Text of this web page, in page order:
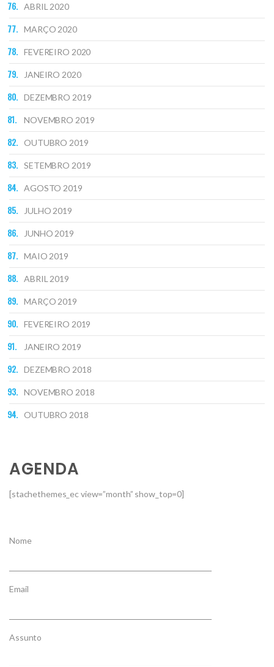
ABRIL 2020
MARÇO 2020
FEVEREIRO 2020
JANEIRO 2020
DEZEMBRO 2019
NOVEMBRO 2019
OUTUBRO 2019
SETEMBRO 2019
AGOSTO 2019
JULHO 2019
JUNHO 2019
MAIO 2019
ABRIL 2019
MARÇO 2019
FEVEREIRO 2019
JANEIRO 2019
DEZEMBRO 2018
NOVEMBRO 2018
OUTUBRO 2018
AGENDA
[stachethemes_ec view=”month” show_top=0]
Nome
Email
Assunto